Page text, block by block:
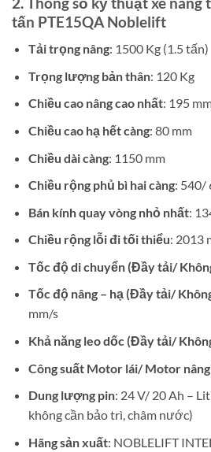
tấn PTE15QA Noblelift
Tải trọng nâng: 1500 Kg (1.5 tấn)
Trọng lượng bản thân: 120 Kg
Chiều cao nâng cao nhất: 195
Chiều cao hạ hết càng: 80 mm
Chiều dài càng: 1150 mm
Chiều rộng phủ bì hai càng: 540/
Bán kính quay vòng nhỏ nhất:
Chiều rộng lỗi đi tối thiểu: 2013
Tốc độ di chuyển (Đầy tải/
Tốc độ nâng – hạ (Đầy tải/
mm/s
Khả năng leo dốc (Đầy tải/
Công suất Motor lái/ Motor
Dung lượng pin: 24 V/ 20 Ah –
không cần bảo trì, châm nước)
Hãng sản xuất: NOBLELIFT